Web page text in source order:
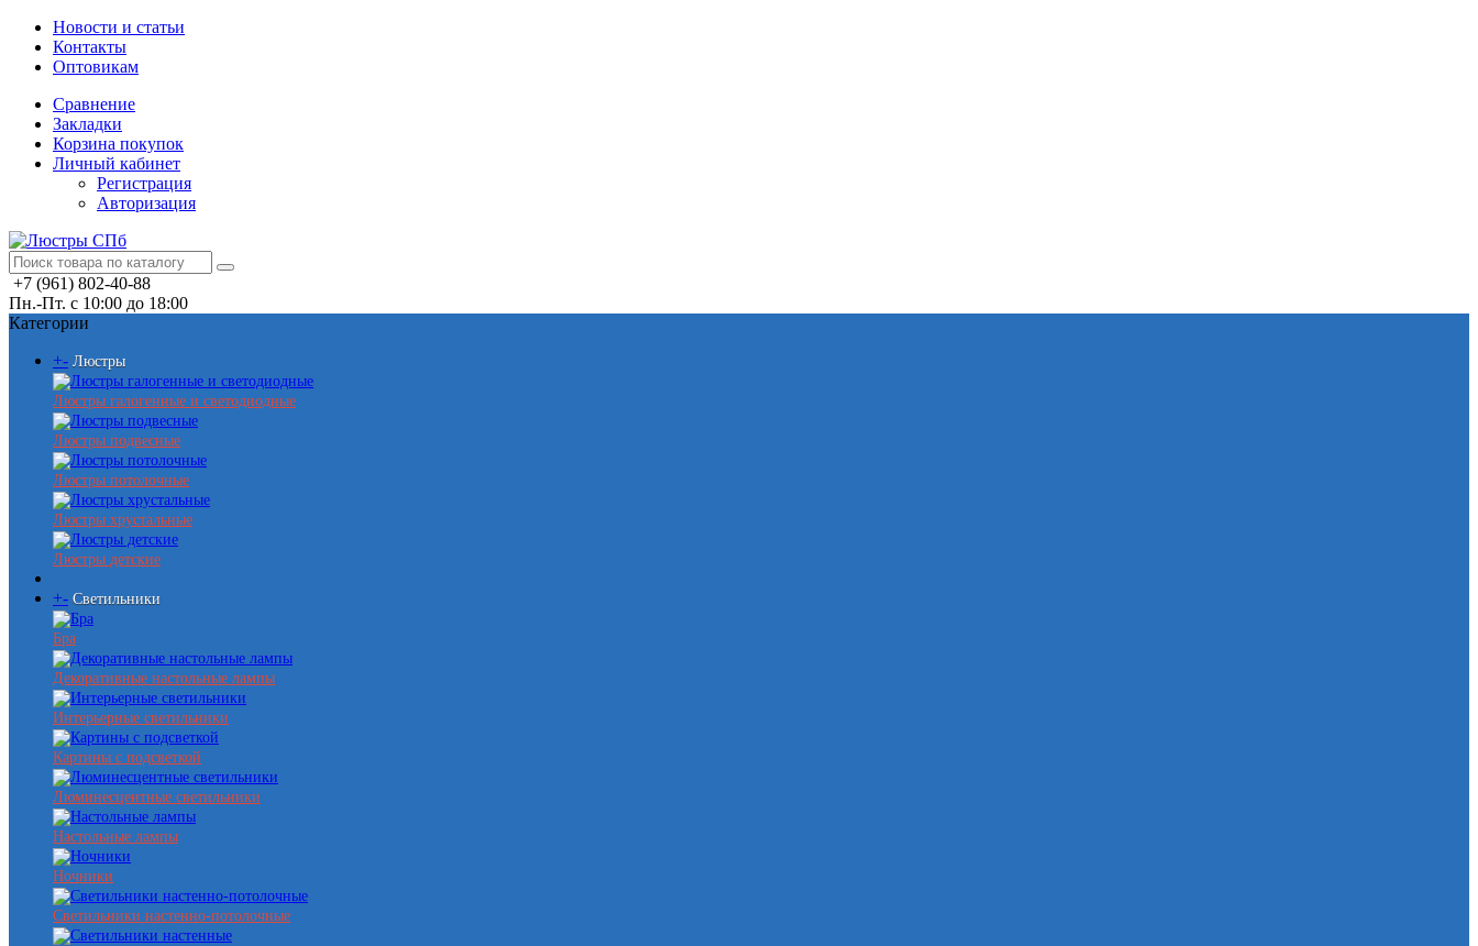
Новости и статьи
Контакты
Оптовикам
Сравнение
Закладки
Корзина покупок
Личный кабинет
Регистрация
Авторизация
+7 (961) 802-40-88
Пн.-Пт. с 10:00 до 18:00
Категории
+- Люстры
Люстры галогенные и светодиодные
Люстры подвесные
Люстры потолочные
Люстры хрустальные
Люстры детские
+- Светильники
Бра
Декоративные настольные лампы
Интерьерные светильники
Картины с подсветкой
Люминесцентные светильники
Настольные лампы
Ночники
Светильники настенно-потолочные